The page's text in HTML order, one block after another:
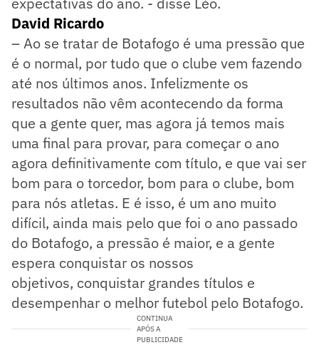
David Ricardo
– Ao se tratar de Botafogo é uma pressão que
é o normal, por tudo que o clube vem fazendo
até nos últimos anos. Infelizmente os
resultados não vêm acontecendo da forma
que a gente quer, mas agora já temos mais
uma final para provar, para começar o ano
agora definitivamente com título, e que vai ser
bom para o torcedor, bom para o clube, bom
para nós atletas. E é isso, é um ano muito
difícil, ainda mais pelo que foi o ano passado
do Botafogo, a pressão é maior, e a gente
espera conquistar os nossos
objetivos, conquistar grandes títulos e
desempenhar o melhor futebol pelo Botafogo.
CONTINUA
APÓS A
PUBLICIDADE